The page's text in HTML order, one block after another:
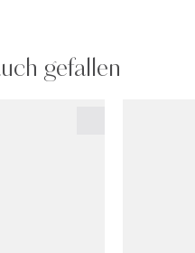
gefallen